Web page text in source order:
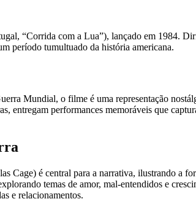
“Corrida com a Lua”), lançado em 1984.
período tumultuado da história americana.
Mundial, o filme é uma representação
entregam performances memoráveis que
Cage) é central para a narrativa, ilustrando a
temas de amor, mal-entendidos e
e relacionamentos.